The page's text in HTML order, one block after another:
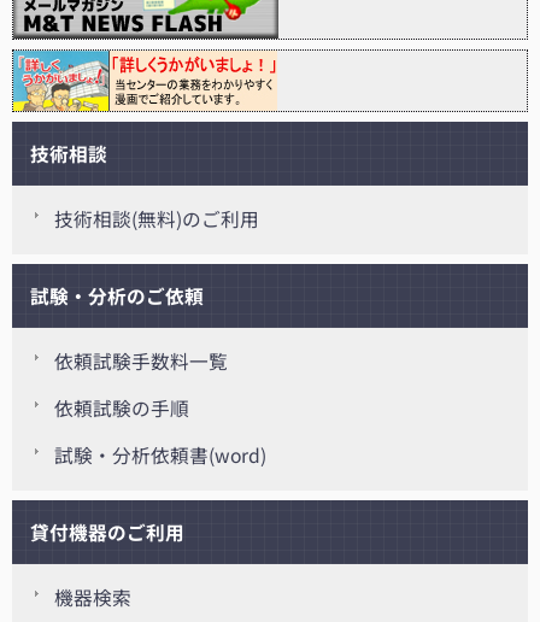
技術相談
技術相談(無料)のご利用
試験・分析のご依頼
依頼試験手数料一覧
依頼試験の手順
試験・分析依頼書(word)
貸付機器のご利用
機器検索